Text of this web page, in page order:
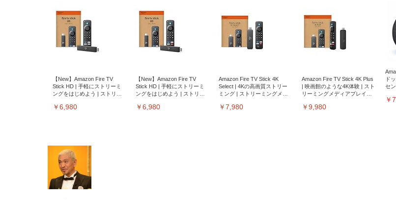
【New】Amazon Fire TV
Stick HD | 手軽にストリーミ
ングをはじめよう | ストリー
￥6,980
【New】Amazon Fire TV
Stick HD | 手軽にストリーミ
ングをはじめよう | ストリー
￥6,980
Amazon Fire TV Stick 4K
Select | 4Kの高画質ストリー
ミング | ストリーミングメデ
￥7,980
Amazon Fire TV Stick 4K Plus
| 映画館のような4K体験 | スト
リーミングメディアプレイヤ
￥9,980
ド
セ
￥